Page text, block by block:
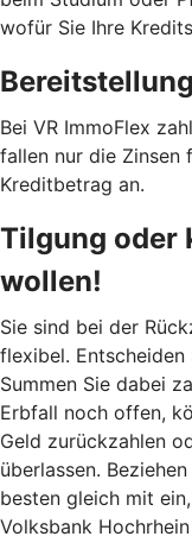
wofür Sie Ihre
Bei VR ImmoFlex
fallen nur die Zinsen
Kreditbetrag an.
Tilgung oder
wollen!
Sie sind bei der
flexibel.
Summen Sie dabei
Erbfall noch offen,
Geld zurückzahlen
überlassen.
besten gleich mit
Volksbank